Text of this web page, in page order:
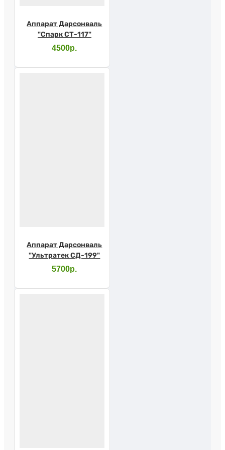
Аппарат Дарсонваль
"Спарк СТ-117"
4500р.
Аппарат Дарсонваль
"Ультратек СД-199"
5700р.